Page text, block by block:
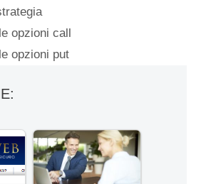
opzioni call
opzioni put